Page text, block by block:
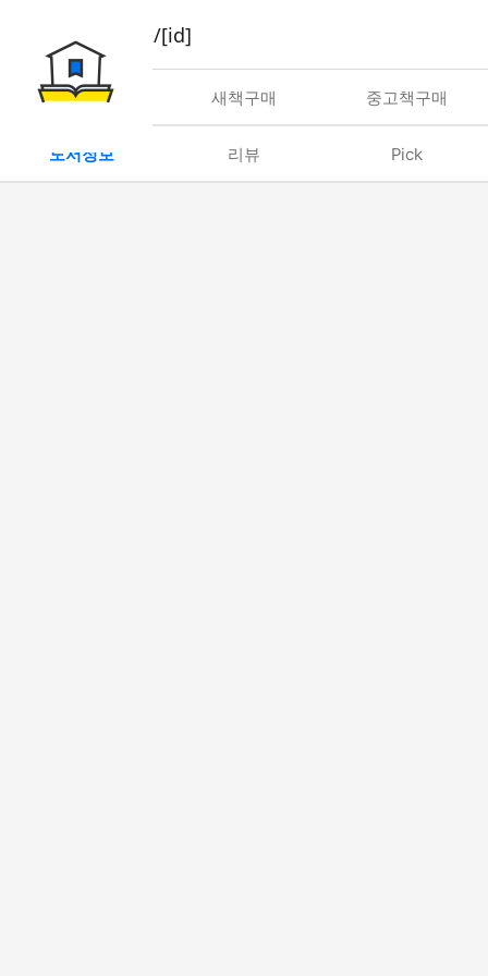
book/rent/[id]
대여 새책구매 중고책구매
도서정보 리뷰 Pick